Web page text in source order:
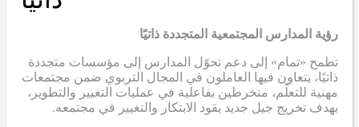
رؤية المدارس المجتمعية المتجددة ذاتيًا
تطمح «تمام» إلى دعم تحوّل المدارس إلى مؤسسات متجددة
ذاتيًا، يتعاون فيها العاملون في المجال التربوي ضمن مجتمعات
مهنية للتعلّم، منخرطين بفاعلية في عمليات التغيير والتطوير،
بهدف تخريج جيل جديد يقود الابتكار والتغيير في مجتمعه.